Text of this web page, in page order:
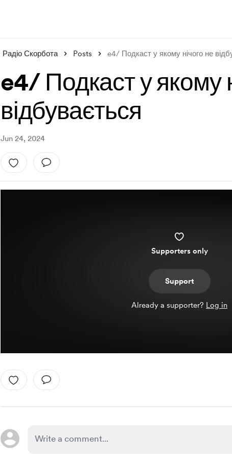
Радіо Скорбота Posts e4/ Подкаст у якому нічого не
e4/ Подкаст у якому
відбувається
Jun 24, 2024
Supporters only
Support
Already a supporter? Log in